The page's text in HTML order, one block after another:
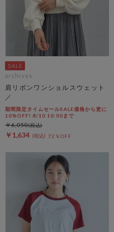
archives
肩リボンワンショルスウェット
／
期間限定タイムセールSALE価格から更に
10%OFF! 8/10 10:00まで
￥1,634 72％OFF
￥6,050